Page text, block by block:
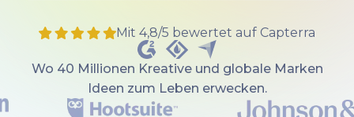
Mit 4,8/5 bewertet auf Capterra
Wo 40 Millionen Kreative und globale Marken
Ideen zum Leben erwecken.